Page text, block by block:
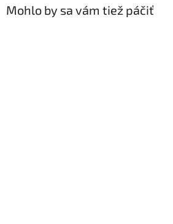
Mohlo by sa vám tiež páčiť